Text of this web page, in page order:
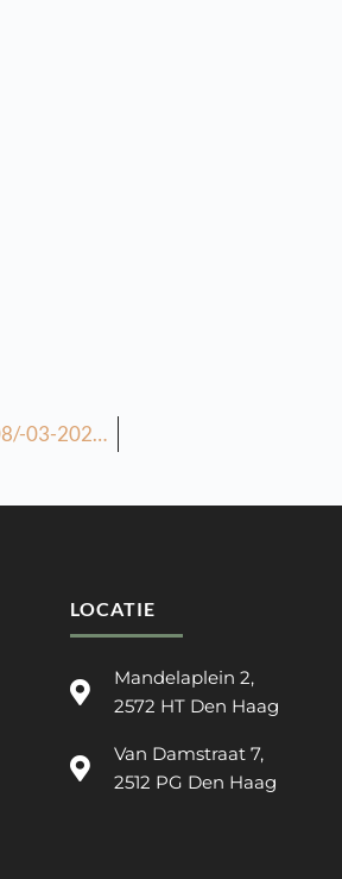
28-02-2026/01-03-2026 YAPILAN, 07-08/-03-2026 ARIHINDE YAPILACAK DERSLERİN ÖDEVİ
LOCATIE
Mandelaplein 2,
2572 HT Den Haag
Van Damstraat 7,
2512 PG Den Haag